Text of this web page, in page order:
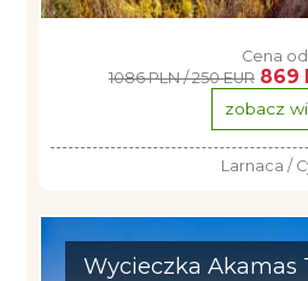
Cena
1086 PLN / 250 EUR 869
zobacz
Larnaca /
Wycieczka Akamas